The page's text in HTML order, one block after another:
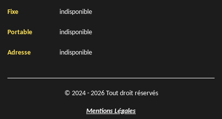
Fixe indisponible
Portable indisponible
Adresse indisponible
© 2024 - 2026 Tout droit réservés
Mentions Légales